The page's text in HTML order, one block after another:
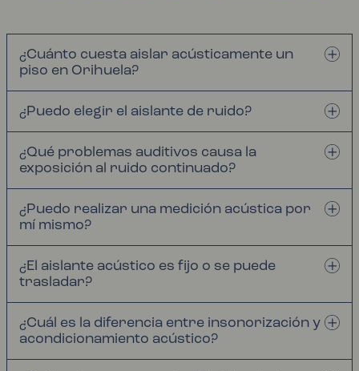
¿Cuánto cuesta aislar acústicamente un
piso en Orihuela?
¿Puedo elegir el aislante de ruido?
¿Qué problemas auditivos causa la
exposición al ruido continuado?
¿Puedo realizar una medición acústica por
mí mismo?
¿El aislante acústico es fijo o se puede
trasladar?
¿Cuál es la diferencia entre insonorización y
acondicionamiento acústico?